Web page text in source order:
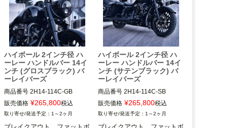
ハイボール 2インチ径 ハ
ーレー ハンドルバー 14イ
ンチ (グロスブラック) バ
ーレイバーズ
商品番号 2H14-114C-GB
販売価格 ¥265,800税込
1～2ヶ月
ハイボール 2インチ径 ハ
ーレー ハンドルバー 14イ
ンチ (サテンブラック) バ
ーレイバーズ
商品番号2H14-114C-SB
販売価格 ¥265,800税込
1～2ヶ月